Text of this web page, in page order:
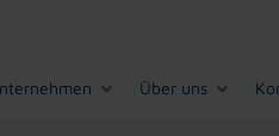
Über uns